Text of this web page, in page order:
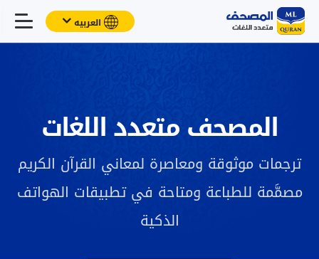
نظرة عامة
تطبيق المصحف
المصحف متعدد اللغات
ترجمات موثوقة ومعاصرة لمعاني القرآن الكريم
مصمَّمة للطباعة ومتاحة في تطبيقات الهواتف
الذكية